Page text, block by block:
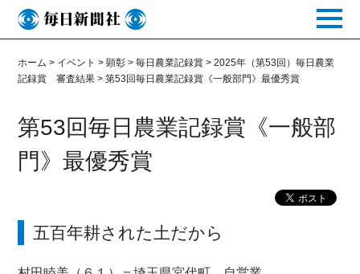
toggle
ホーム > イベント >顕彰 >毎日農業記録賞 >2025年（第53回）毎日農業
記録賞 審査結果 >第53回毎日農業記録賞《一般部門》最優秀賞
第53回毎日農業記録賞《一般部
門》最優秀賞
五百年耕された土だから